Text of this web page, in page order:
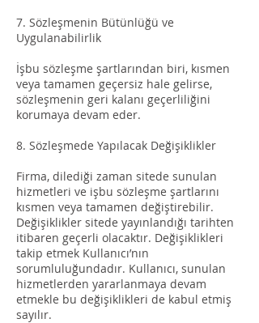
7. Sözleşmenin Bütünlüğü ve
Uygulanabilirlik
İşbu sözleşme şartlarından biri, kısmen
veya tamamen geçersiz hale gelirse,
sözleşmenin geri kalanı geçerliliğini
korumaya devam eder.
8. Sözleşmede Yapılacak Değişiklikler
Firma, dilediği zaman sitede sunulan
hizmetleri ve işbu sözleşme şartlarını
kısmen veya tamamen değiştirebilir.
Değişiklikler sitede yayınlandığı tarihten
itibaren geçerli olacaktır. Değişiklikleri
takip etmek Kullanıcı’nın
sorumluluğundadır. Kullanıcı, sunulan
hizmetlerden yararlanmaya devam
etmekle bu değişiklikleri de kabul etmiş
sayılır.